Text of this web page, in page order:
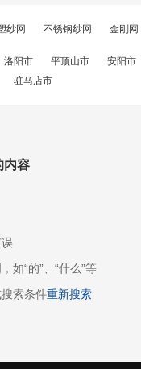
纱网 不锈钢纱网 金刚网
洛阳市 平顶山市
安阳市
驻马店市
内容
如“的”、“什么”等
索条件重新搜索